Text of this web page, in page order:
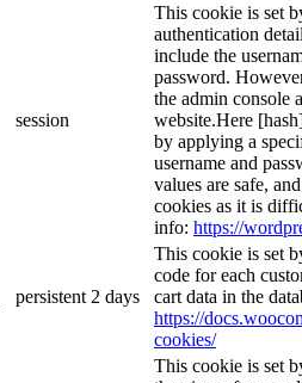
session
This cookie is set
authentication
include the
password.
the admin console
website.Here
by applying a
username and
values are safe,
cookies as it is
info: https://
persistent 2 days
This cookie is set
code for each
cart data in the
https://
cookies/
This cookie is set